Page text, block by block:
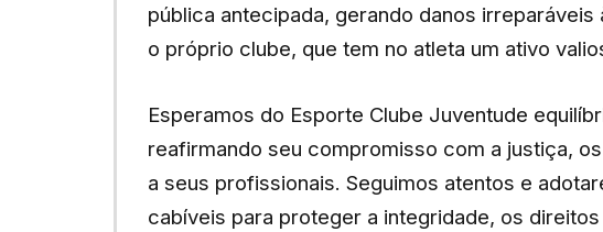
pública antecipada, gerando danos
o próprio clube, que tem no atleta um ativo
Esperamos do Esporte Clube Juventude
reafirmando seu compromisso com a justiça,
a seus profissionais. Seguimos atentos e
cabíveis para proteger a integridade, os